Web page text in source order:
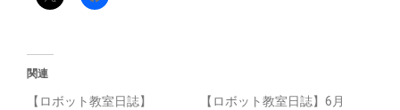
関連
【ロボット教室日誌】
【ロボット教室日誌】6月